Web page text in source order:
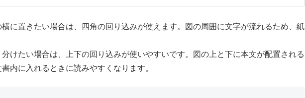
に置きたい場合は、四角の回り込みが使えます。図の周囲に文字が流れるため、紙
けたい場合は、上下の回り込みが使いやすいです。図の上と下に本文が配置される
内に入れるときに読みやすくなります。